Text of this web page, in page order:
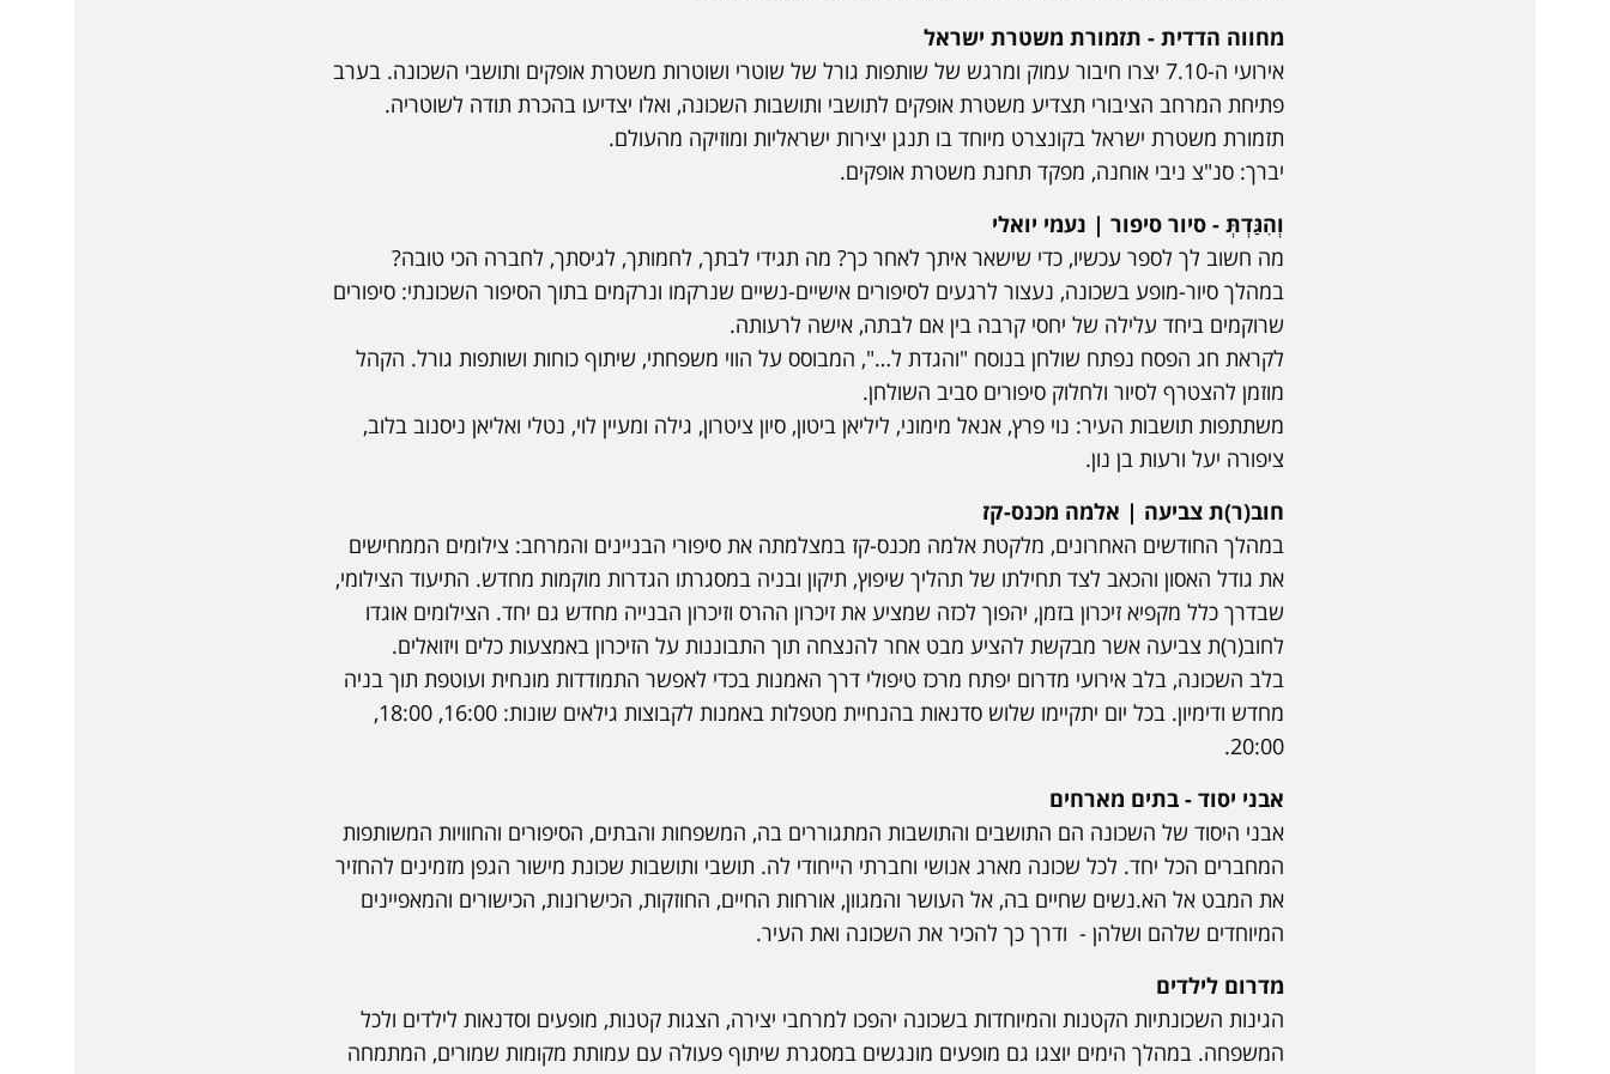
מחווה הדדית - תזמורת משטרת ישראל
אירועי ה-7.10 יצרו חיבור עמוק ומרגש של שותפות גורל של שוטרי ושוטרות משטרת אופקים ותושבי השכונה. בערב
פתיחת המרחב הציבורי תצדיע משטרת אופקים לתושבי ותושבות השכונה, ואלו יצדיעו בהכרת תודה לשוטריה.
תזמורת משטרת ישראל בקונצרט מיוחד בו תנגן יצירות ישראליות ומוזיקה מהעולם.
יברך: סנ"צ ניבי אוחנה, מפקד תחנת משטרת אופקים.
וְהִגַּדְתְּ - סיור סיפור | נעמי יואלי
מה חשוב לך לספר עכשיו, כדי שישאר איתך לאחר כך? מה תגידי לבתך, לחמותך, לגיסתך, לחברה הכי טובה?
במהלך סיור-מופע בשכונה, נעצור לרגעים לסיפורים אישיים-נשיים שנרקמו ונרקמים בתוך הסיפור השכונתי: סיפורים
שרוקמים ביחד עלילה של יחסי קרבה בין אם לבתה, אישה לרעותה.
לקראת חג הפסח נפתח שולחן בנוסח "והגדת ל…", המבוסס על הווי משפחתי, שיתוף כוחות ושותפות גורל. הקהל
מוזמן להצטרף לסיור ולחלוק סיפורים סביב השולחן.
משתתפות תושבות העיר: נוי פרץ, אנאל מימוני, ליליאן ביטון, סיון ציטרון, גילה ומעיין לוי, נטלי ואליאן ניסנוב בלוב,
ציפורה יעל ורעות בן נון.
חוב(ר)ת צביעה | אלמה מכנס-קז
במהלך החודשים האחרונים, מלקטת אלמה מכנס-קז במצלמתה את סיפורי הבניינים והמרחב: צילומים הממחישים
את גודל האסון והכאב לצד תחילתו של תהליך שיפוץ, תיקון ובניה במסגרתו הגדרות מוקמות מחדש. התיעוד הצילומי,
שבדרך כלל מקפיא זיכרון בזמן, יהפוך לכזה שמציע את זיכרון ההרס וזיכרון הבנייה מחדש גם יחד. הצילומים אוגדו
לחוב(ר)ת צביעה אשר מבקשת להציע מבט אחר להנצחה תוך התבוננות על הזיכרון באמצעות כלים ויזואלים.
בלב השכונה, בלב אירועי מדרום יפתח מרכז טיפולי דרך האמנות בכדי לאפשר התמודדות מונחית ועוטפת תוך בניה
מחדש ודימיון. בכל יום יתקיימו שלוש סדנאות בהנחיית מטפלות באמנות לקבוצות גילאים שונות: 16:00, 18:00,
20:00.
אבני יסוד - בתים מארחים
אבני היסוד של השכונה הם התושבים והתושבות המתגוררים בה, המשפחות והבתים, הסיפורים והחוויות המשותפות
המחברים הכל יחד. לכל שכונה מארג אנושי וחברתי הייחודי לה. תושבי ותושבות שכונת מישור הגפן מזמינים להחזיר
את המבט אל הא.נשים שחיים בה, אל העושר והמגוון, אורחות החיים, החוזקות, הכישרונות, הכישורים והמאפיינים
המיוחדים שלהם ושלהן - ודרך כך להכיר את השכונה ואת העיר.
מדרום לילדים
הגינות השכונתיות הקטנות והמיוחדות בשכונה יהפכו למרחבי יצירה, הצגות קטנות, מופעים וסדנאות לילדים ולכל
המשפחה. במהלך הימים יוצגו גם מופעים מונגשים במסגרת שיתוף פעולה עם עמותת מקומות שמורים, המתמחה